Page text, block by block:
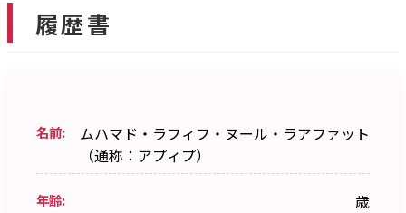
履歴書
名前:
ムハマド・ラフィフ・ヌール・ラアファット
（通称：アプィプ）
年齢: 歳